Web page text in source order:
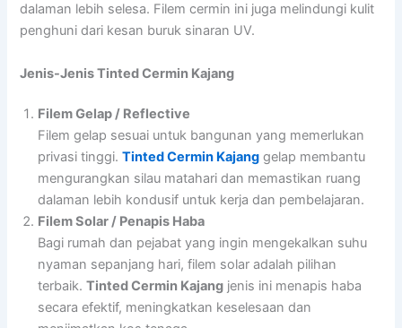
dalaman lebih selesa. Filem cermin ini juga melindungi kulit
penghuni dari kesan buruk sinaran UV.
Jenis-Jenis Tinted Cermin Kajang
Filem Gelap / Reflective
Filem gelap sesuai untuk bangunan yang memerlukan
privasi tinggi.Tinted Cermin Kajang gelap membantu
mengurangkan silau matahari dan memastikan ruang
dalaman lebih kondusif untuk kerja dan pembelajaran.
Filem Solar / Penapis Haba
Bagi rumah dan pejabat yang ingin mengekalkan suhu
nyaman sepanjang hari, filem solar adalah pilihan
terbaik.Tinted Cermin Kajang jenis ini menapis haba
secara efektif, meningkatkan keselesaan dan